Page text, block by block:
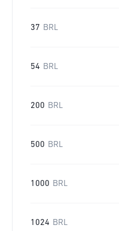
37 BRL
54 BRL
200 BRL
500 BRL
1000 BRL
1024 BRL